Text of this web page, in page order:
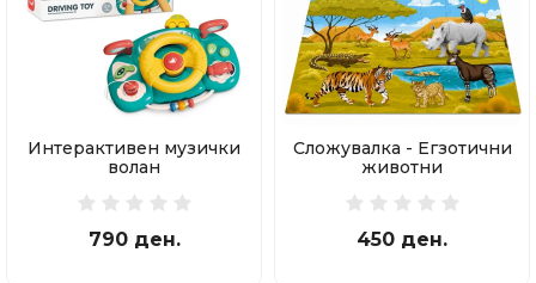
Интерактивен музички
волан
790 ден.
Сложувалка - Егзотични
животни
450 ден.